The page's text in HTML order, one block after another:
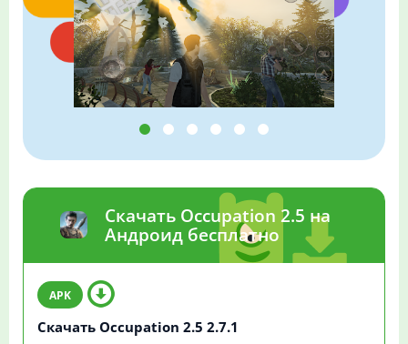
Скачать Occupation 2.5 на
Андроид бесплатно
Скачать Occupation 2.5 2.7.1